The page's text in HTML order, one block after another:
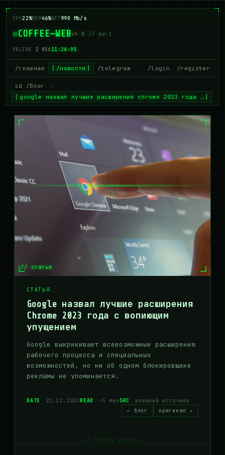
CPU22%MEM46%NET990 Mb/s
COFFEE—WEBv4.0 // eu-1
ONLINE 2 85611:26:06
/главная /новости /telegram /login /register
cd /блог
›
google назвал лучшие расширения chrome 2023 года …
// статья
СТАТЬЯ
Google назвал лучшие расширения
Chrome 2023 года с вопиющим
упущением
Google выкрикивает всевозможные расширения
рабочего процесса и специальных
возможностей, но ни об одном блокировщике
рекламы не упоминается.
DATE 21.12.2023READ ~5 минSRC
внешний источник
← блог
оригинал ↗
// читать далее ↓